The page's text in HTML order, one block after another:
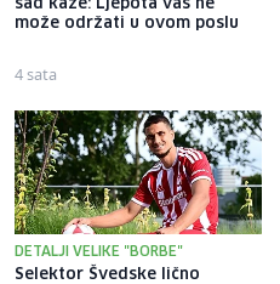
sad kaže: Ljepota vas ne
može održati u ovom poslu
4 sata
DETALJI VELIKE "BORBE"
Selektor Švedske lično